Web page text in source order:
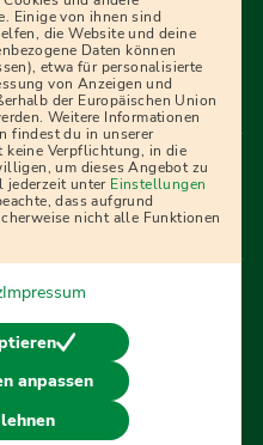
Für alle, die was werden
Presse
Mediadaten
Widerrufsbelehrung
Partner Cookies
Alle Rechte vorbehalten.
Einige von ihnen sind
die Website und deine
Daten können
etwa für personalisierte
von Anzeigen und
der Europäischen Union
Weitere Informationen
findest du in unserer
keine Verpflichtung, in die
um dieses Angebot zu
jederzeit unter Einstellungen
dass aufgrund
nicht alle Funktionen
Impressum
anpassen